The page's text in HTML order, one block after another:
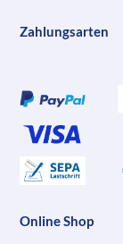
Zahlungsarten
Online Shop